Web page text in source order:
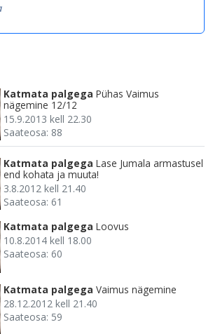
Katmata palgega Pühas Vaimus
nägemine 12/12
15.9.2013 kell 22.30
Saateosa: 88
Katmata palgega Lase Jumala armastusel
end kohata ja muuta!
3.8.2012 kell 21.40
Saateosa: 61
Katmata palgega Loovus
10.8.2014 kell 18.00
Saateosa: 60
Katmata palgega Vaimus nägemine
28.12.2012 kell 21.40
Saateosa: 59